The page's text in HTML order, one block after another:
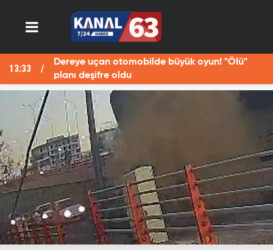
13:33
Dereye uçan otomobilde büyük oyun! "Ölü"
planı deşifre oldu